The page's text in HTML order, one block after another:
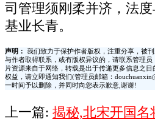
司管理须刚柔并济，法
基业长青。
声明：
我们致力于保护作者版权，注重分享，被
与作者取得联系，或有版权异议的，请联系管理
片资源来自于网络，转载是出于传递更多信息之
权益，请立即通知我们(管理员邮箱：
一时间予以删除，并同时向您表示歉意,谢谢!
上一篇: 揭秘,北宋开国名